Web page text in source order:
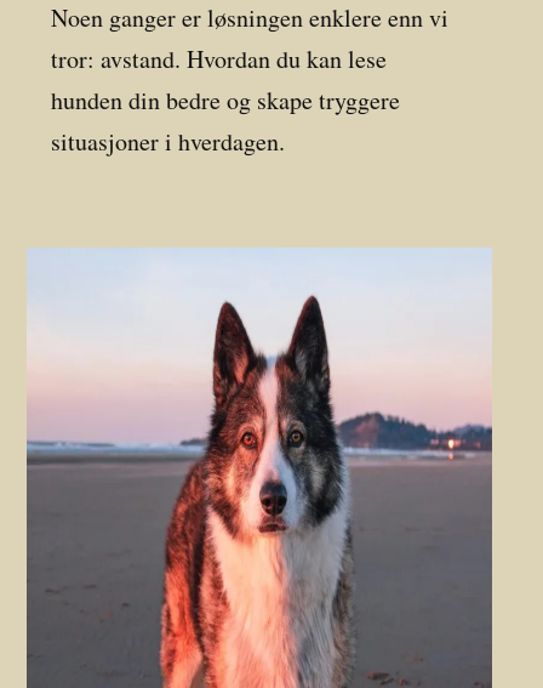
Noen ganger er løsningen enklere enn vi
tror: avstand. Hvordan du kan lese
hunden din bedre og skape tryggere
situasjoner i hverdagen.